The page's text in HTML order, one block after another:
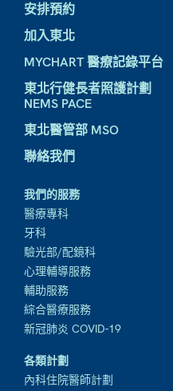
安排預約
加入東北
MYCHART 醫療記錄平台
東北行健長者照護計劃
NEMS PACE
東北醫管部 MSO
聯絡我們
我們的服務
醫療專科
牙科
驗光部/配鏡科
心理輔導服務
輔助服務
綜合醫療服務
新冠肺炎 COVID-19
各類計劃
內科住院醫師計劃